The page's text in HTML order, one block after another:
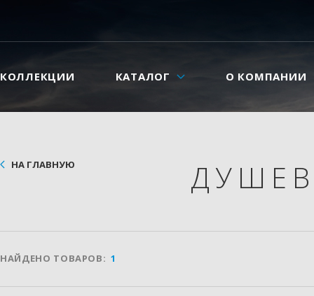
КОЛЛЕКЦИИ КАТАЛОГ О КОМПАНИИ
НА ГЛАВНУЮ
НАЙДЕНО ТОВАРОВ: 1